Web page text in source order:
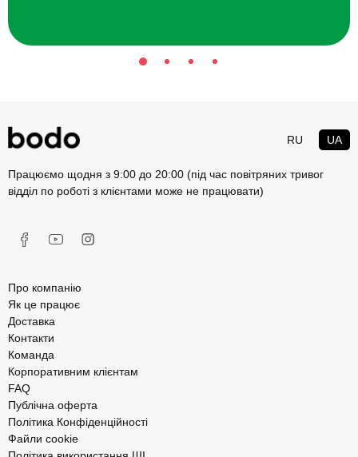
RU UA
Працюємо щодня з 9:00 до 20:00 (під час повітряних тривог
відділ по роботі з клієнтами може не працювати)
Про компанію
Як це працює
Доставка
Контакти
Команда
Корпоративним клієнтам
FAQ
Публічна оферта
Політика Конфіденційності
Файли cookie